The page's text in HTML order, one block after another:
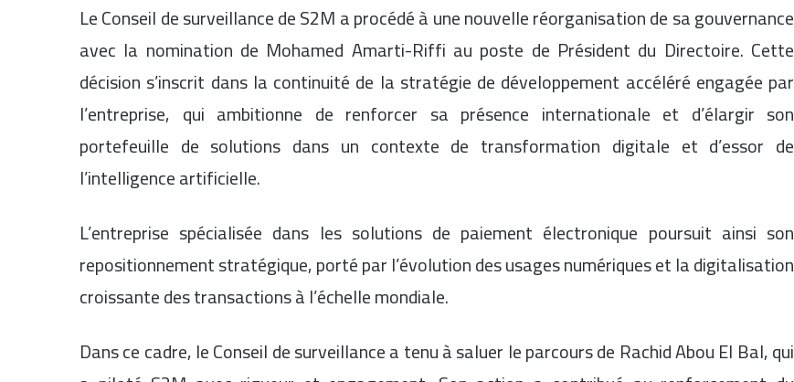
Le Conseil de surveillance de S2M a procédé à une nouvelle réorganisation de sa gouvernance
avec la nomination de Mohamed Amarti-Riffi au poste de Président du Directoire. Cette
décision s’inscrit dans la continuité de la stratégie de développement accéléré engagée par
l’entreprise, qui ambitionne de renforcer sa présence internationale et d’élargir son
portefeuille de solutions dans un contexte de transformation digitale et d’essor de
l’intelligence artificielle.
L’entreprise spécialisée dans les solutions de paiement électronique poursuit ainsi son
repositionnement stratégique, porté par l’évolution des usages numériques et la digitalisation
croissante des transactions à l’échelle mondiale.
Dans ce cadre, le Conseil de surveillance a tenu à saluer le parcours de Rachid Abou El Bal, qui